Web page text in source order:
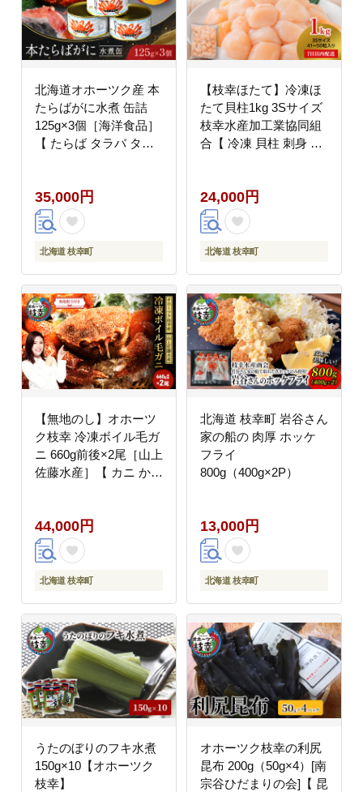
北海道オホーツク産 本
たらばがに水煮 缶詰
125g×3個［海洋食品］
【 たらば タラバ タラ
カニ缶 北海道 枝幸 】
35,000円
北海道 枝幸町
【枝幸ほたて】冷凍ほ
たて貝柱1kg 3Sサイズ
枝幸水産加工業協同組
合【 冷凍 貝柱 刺身 大
24,000円
北海道 枝幸町
【無地のし】オホーツ
ク枝幸 冷凍ボイル毛ガ
ニ 660g前後×2尾［山上
佐藤水産］【 カニ かに
暮 お祝い のし 熨斗毛
ガニ 蟹 北海道 オホー
ツク 枝幸 】
44,000円
北海道 枝幸町
北海道 枝幸町 岩谷さん
家の船の 肉厚 ホッケ
フライ
800g（400g×2P）
13,000円
北海道 枝幸町
うたのぼりのフキ水煮
150g×10【オホーツク
枝幸】
オホーツク枝幸の利尻
昆布 200g（50g×4）[南
宗谷ひだまりの会]【 昆